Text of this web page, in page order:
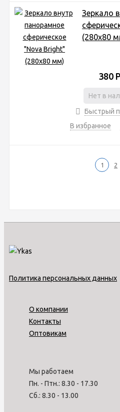
Зеркало
(280х80
380 Р
Нет в
Быстрый
В избранное
1 2
Политика персональных данных
О компании
Контакты
Оптовикам
Мы работаем
Пн. - Птн.: 8.30 - 17.30
Сб.: 8.30 - 13.00